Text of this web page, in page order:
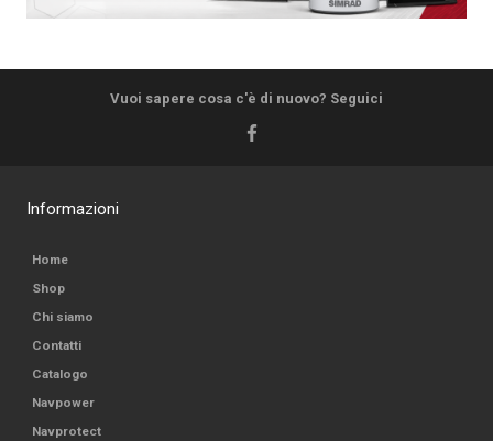
Vuoi sapere cosa c'è di nuovo? Seguici
Informazioni
Home
Shop
Chi siamo
Contatti
Catalogo
Navpower
Navprotect